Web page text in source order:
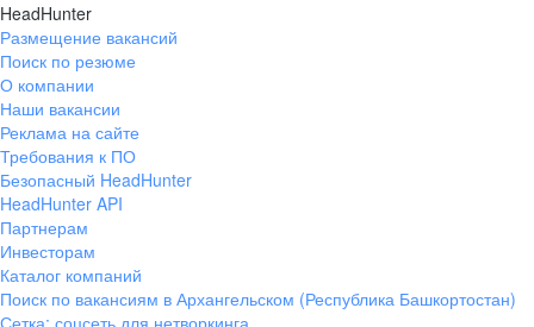
HeadHunter
Размещение вакансий
Поиск по резюме
О компании
Наши вакансии
Реклама на сайте
Требования к ПО
Безопасный HeadHunter
HeadHunter API
Партнерам
Инвесторам
Каталог компаний
Поиск по вакансиям в Архангельском (Республика Башкортостан)
Сетка: соцсеть для нетворкинга